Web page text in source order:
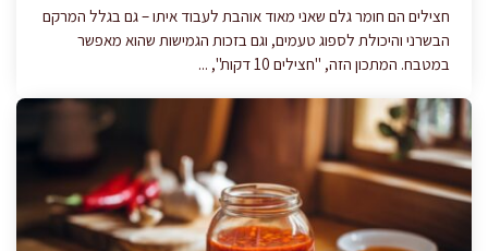
חצילים הם חומר גלם שאני מאוד אוהבת לעבוד איתו – גם בגלל המרקם
הבשרני והיכולת לספוג טעמים, וגם בזכות הגמישות שהוא מאפשר
במטבח. המתכון הזה, "חצילים 10 דקות", ...